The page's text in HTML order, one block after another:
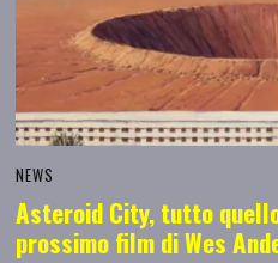
NEWS
Asteroid City, tutto
prossimo film di Wes